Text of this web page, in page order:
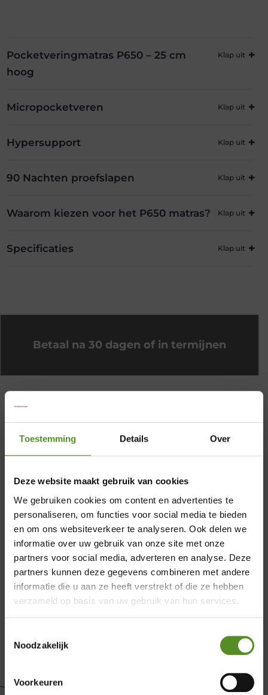
Toestemming Details Over
Deze website maakt gebruik van cookies
We gebruiken cookies om content en advertenties te
personaliseren, om functies voor social media te bieden
en om ons websiteverkeer te analyseren. Ook delen we
informatie over uw gebruik van onze site met onze
partners voor social media, adverteren en analyse. Deze
partners kunnen deze gegevens combineren met andere
informatie die u aan ze heeft verstrekt of die ze hebben
verzameld op basis van uw gebruik van hun services.
Noodzakelijk
Voorkeuren
Pocketveringmatras P650 – 25 cm
hoog
Micropocketveren
Hypersupport
90 Nachten proefslapen
Waarom kiezen voor het P650 matras?
Specificaties
Betaal na 30 dagen of in termijnen
Showroom Breda
Vrijdag 12:00 – 17:00
Zondag 12:00 – 17:00
×